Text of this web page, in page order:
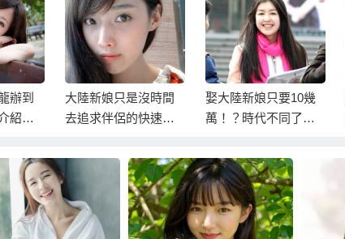
辦到
紹服
大陸新娘只是沒時間
去追求伴侶的快速選
的替代選擇！
娶大陸新娘只要10幾
萬！？時代不同了，
不便宜！